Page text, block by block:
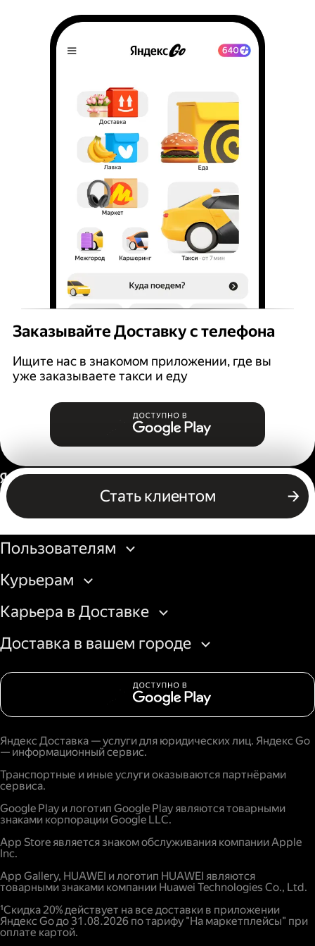
Заказывайте Доставку с телефона
Ищите нас в знакомом приложении, где вы
уже заказываете такси и еду
Стать клиентом
Россия
Бизнесу
Пользователям
Курьерам
Карьера в Доставке
Доставка в вашем городе
Яндекс Доставка — услуги для юридических лиц. Яндекс Go
— информационный сервис.
Транспортные и иные услуги оказываются партнёрами
сервиса.
Google Play и логотип Google Play являются товарными
знаками корпорации Google LLC.
App Store является знаком обслуживания компании Apple
Inc.
App Gallery, HUAWEI и логотип HUAWEI являются
товарными знаками компании Huawei Technologies Co., Ltd.
¹Скидка 20% действует на все доставки в приложении
Яндекс Go до 31.08.2026 по тарифу "На маркетплейсы" при
оплате картой.